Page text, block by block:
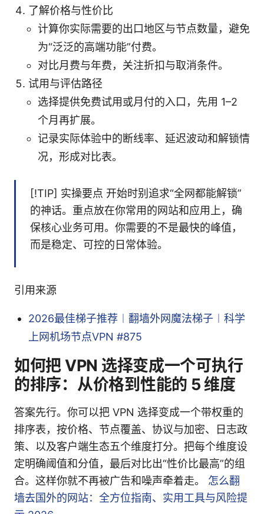
了解价格与性价比
计算你实际需要的出口地区与节点数量，避免
为“泛泛的高端功能”付费。
对比月费与年费，关注折扣与取消条件。
试用与评估路径
选择提供免费试用或月付的入口，先用 1–2
个月再扩展。
记录实际体验中的断线率、延迟波动和解锁情
况，形成对比表。
[!TIP] 实操要点 开始时别追求“全网都能解锁”
的神话。重点放在你常用的网站和应用上，确
保核心业务可用。你需要的不是最快的峰值，
而是稳定、可控的日常体验。
引用来源
2026最佳梯子推荐︱翻墙外网魔法梯子︱科学
上网机场节点VPN #875
如何把 VPN 选择变成一个可执行
的排序：从价格到性能的 5 维度
答案先行。你可以把 VPN 选择变成一个带权重的
排序表，按价格、节点覆盖、协议与加密、日志政
策、以及客户端生态五个维度打分。把每个维度设
定明确阈值和分值，最后对比出“性价比最高”的组
合。这样你就不再被广告和噪声牵着走。 怎么翻
墙去国外的网站：全方位指南、实用工具与风险提